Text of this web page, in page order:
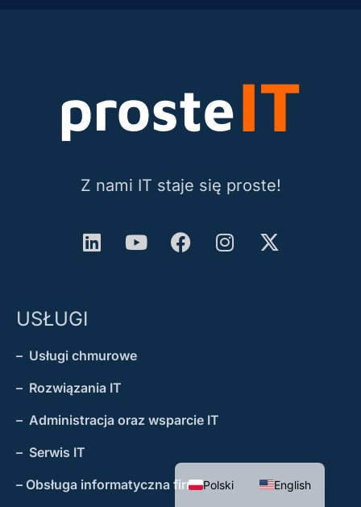
Z nami IT staje się proste!
USŁUGI
– Usługi chmurowe
– Rozwiązania IT
– Administracja oraz wsparcie IT
– Serwis IT
– Obsługa informatyczna firm Polski English